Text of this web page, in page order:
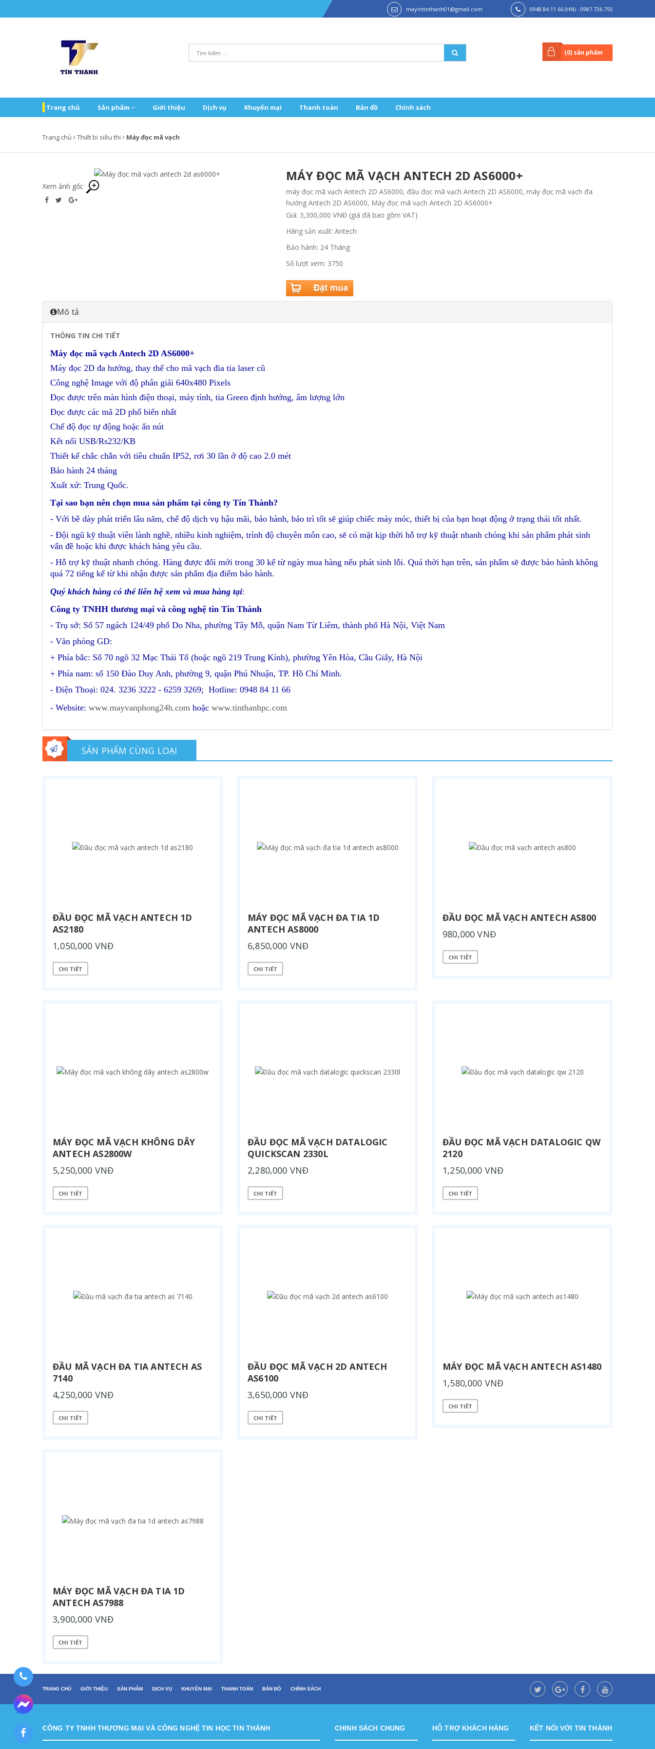
mayintinthanh01@gmail.com 0948.84.11.66 (HN) - 0987.736.755
(0) sản phẩm
Trang chủ Sản phẩm Giới thiệu Dịch vụ Khuyến mại Thanh toán Bản đồ Chính sách
Trang chủ Thiết bi siêu thi Máy đọc mã vạch
Xem ảnh gốc
MÁY ĐỌC MÃ VẠCH ANTECH 2D AS6000+
máy đọc mã vạch Antech 2D AS6000, đầu đọc mã vạch Antech 2D AS6000, máy đọc mã vạch đa
hướng Antech 2D AS6000, Máy đọc mã vạch Antech 2D AS6000+
Giá: 3,300,000 VNĐ (giá đã bao gồm VAT)
Hãng sản xuất: Antech
Bảo hành: 24 Tháng
Số lượt xem: 3750
Mô tả
THÔNG TIN CHI TIẾT
Máy đọc mã vạch Antech 2D AS6000+
Máy đọc 2D đa hướng, thay thế cho mã vạch đia tia laser cũ
Công nghệ Image với độ phân giải 640x480 Pixels
Đọc được trên màn hình điện thoại, máy tính, tia Green định hướng, âm lượng lớn
Đọc được các mã 2D phổ biến nhất
Chế độ đọc tự động hoặc ấn nút
Kết nối USB/Rs232/KB
Thiết kế chắc chắn với tiêu chuẩn IP52, rơi 30 lần ở độ cao 2.0 mét
Bảo hành 24 tháng
Xuất xứ: Trung Quốc.
Tại sao bạn nên chọn mua sản phẩm tại công ty Tín Thành?
- Với bề dày phát triển lâu năm, chế độ dịch vụ hậu mãi, bảo hành, bảo trì tốt sẽ giúp chiếc máy móc, thiết bị của bạn hoạt động ở trạng thái tốt nhất.
- Đội ngũ kỹ thuật viên lành nghề, nhiều kinh nghiệm, trình độ chuyên môn cao, sẽ có mặt kịp thời hỗ trợ kỹ thuật nhanh chóng khi sản phẩm phát sinh
vấn đề hoặc khi được khách hàng yêu cầu.
- Hỗ trợ kỹ thuật nhanh chóng. Hàng được đổi mới trong 30 kể từ ngày mua hàng nếu phát sinh lỗi. Quá thời hạn trên, sản phẩm sẽ được bảo hành không
quá 72 tiếng kể từ khi nhận được sản phẩm địa điểm bảo hành.
Quý khách hàng có thể liên hệ xem và mua hàng tại:
Công ty TNHH thương mại và công nghệ tin Tín Thành
- Trụ sở: Số 57 ngách 124/49 phố Do Nha, phường Tây Mỗ, quận Nam Từ Liêm, thành phố Hà Nội, Việt Nam
- Văn phòng GD:
+ Phía bắc: Số 70 ngõ 32 Mạc Thái Tổ (hoặc ngõ 219 Trung Kính), phường Yên Hòa, Cầu Giấy, Hà Nội
+ Phía nam: số 150 Đào Duy Anh, phường 9, quận Phú Nhuận, TP. Hồ Chí Minh.
- Điện Thoại: 024. 3236 3222 - 6259 3269; Hotline: 0948 84 11 66
- Website: www.mayvanphong24h.com hoặc www.tinthanhpc.com
SẢN PHẨM CÙNG LOẠI
ĐẦU ĐỌC MÃ VẠCH ANTECH 1D
AS2180
1,050,000 VNĐ
CHI TIẾT
MÁY ĐỌC MÃ VẠCH ĐA TIA 1D
ANTECH AS8000
6,850,000 VNĐ
CHI TIẾT
ĐẦU ĐỌC MÃ VẠCH ANTECH AS800
980,000 VNĐ
CHI TIẾT
MÁY ĐỌC MÃ VẠCH KHÔNG DÂY
ANTECH AS2800W
5,250,000 VNĐ
CHI TIẾT
ĐẦU ĐỌC MÃ VẠCH DATALOGIC
QUICKSCAN 2330L
2,280,000 VNĐ
CHI TIẾT
ĐẦU ĐỌC MÃ VẠCH DATALOGIC QW
2120
1,250,000 VNĐ
CHI TIẾT
ĐẦU MÃ VẠCH ĐA TIA ANTECH AS
7140
4,250,000 VNĐ
CHI TIẾT
ĐẦU ĐỌC MÃ VẠCH 2D ANTECH
AS6100
3,650,000 VNĐ
CHI TIẾT
MÁY ĐỌC MÃ VẠCH ANTECH AS1480
1,580,000 VNĐ
CHI TIẾT
MÁY ĐỌC MÃ VẠCH ĐA TIA 1D
ANTECH AS7988
3,900,000 VNĐ
CHI TIẾT
TRANG CHỦ GIỚI THIỆU SẢN PHẨM DỊCH VỤ KHUYẾN MẠI THANH TOÁN BẢN ĐỒ CHÍNH SÁCH
CÔNG TY TNHH THƯƠNG MẠI VÀ CÔNG NGHỆ TIN HỌC TIN THÀNH CHINH SÁCH CHUNG HỖ TRỢ KHÁCH HÀNG KẾT NỐI VỚI TIN THÀNH